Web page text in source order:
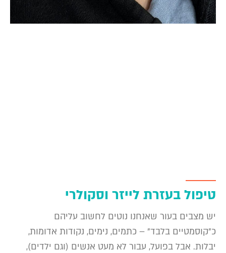
טיפול בעזרת לייזר וסקולרי
יש מצבים בעור שאנחנו נוטים לחשוב עליהם
כ"קוסמטיים בלבד" – כתמים, נימים, נקודות אדומות,
יבלות. אבל בפועל, עבור לא מעט אנשים (וגם ילדים),